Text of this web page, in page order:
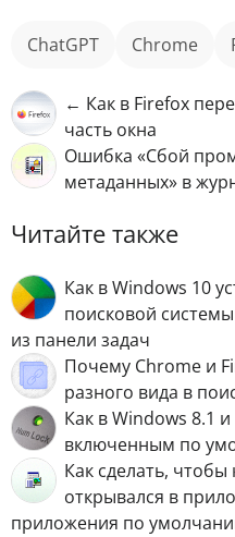
ChatGPT Chrome
← Как в Firefox
часть окна
Ошибка «Сбой
метаданных» в
Читайте также
Как в Windows 10
поисковой
из панели задач
Почему Chrome и
разного вида в
Как в Windows 8.1
включенным по
Как сделать,
открывался в
приложения по